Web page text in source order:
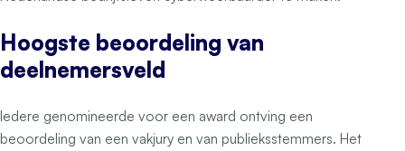
Hoogste beoordeling van
deelnemersveld
Iedere genomineerde voor een award ontving een
beoordeling van een vakjury en van publieksstemmers. Het